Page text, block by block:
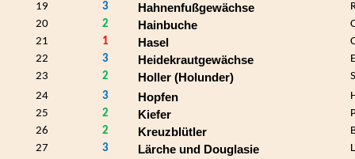
19
3 Hahnenfußgewächse
20
2 Hainbuche
21
1 Hasel
22
3 Heidekrautgewächse
23
2 Holler (Holunder)
24
3 Hopfen
25
2 Kiefer
26
2 Kreuzblütler
27
3 Lärche und Douglasie